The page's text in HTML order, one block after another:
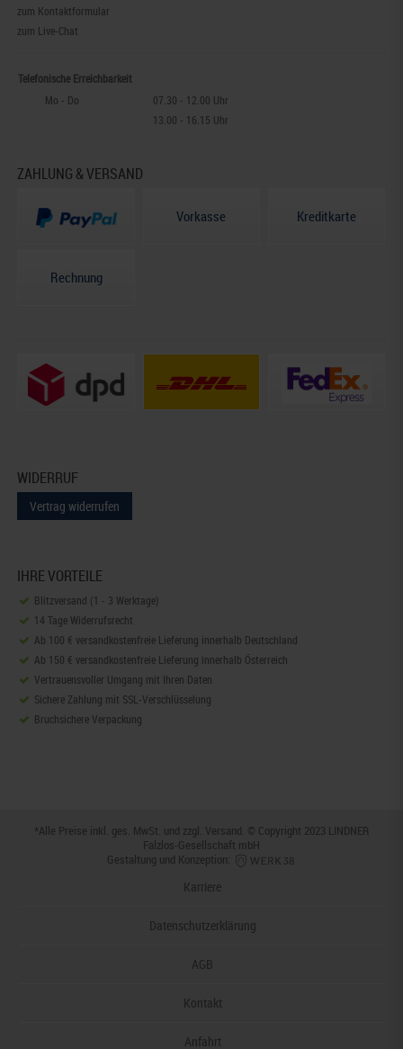
zum Kontaktformular
zum Live-Chat
Telefonische Erreichbarkeit
Mo - Do
07.30 - 12.00 Uhr
13.00 - 16.15 Uhr
ZAHLUNG & VERSAND
Vorkasse Kreditkarte
Rechnung
WIDERRUF
Vertrag widerrufen
IHRE VORTEILE
Blitzversand (1 - 3 Werktage)
14 Tage Widerrufsrecht
Ab 100 € versandkostenfreie Lieferung innerhalb Deutschland
Ab 150 € versandkostenfreie Lieferung innerhalb Österreich
Vertrauensvoller Umgang mit Ihren Daten
Sichere Zahlung mit SSL-Verschlüsselung
Bruchsichere Verpackung
*Alle Preise inkl. ges. MwSt. und zzgl. Versand. © Copyright 2023 LINDNER
Falzlos-Gesellschaft mbH
Gestaltung und Konzeption:
Karriere
Datenschutzerklärung
AGB
Kontakt
Anfahrt